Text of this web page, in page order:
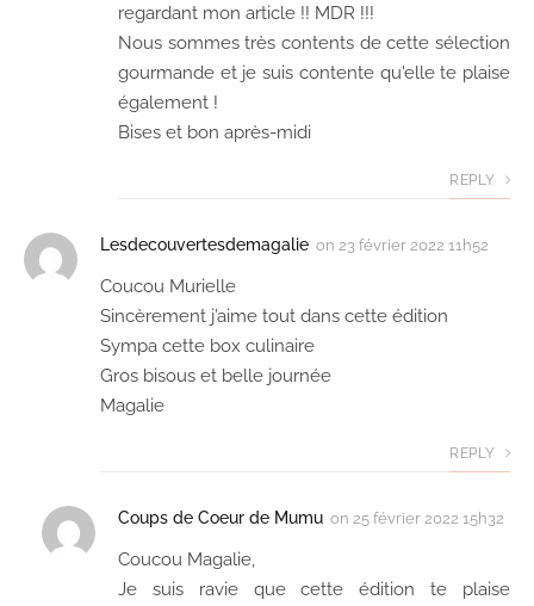
regardant mon article !! MDR !!!
Nous sommes très contents de cette sélection
gourmande et je suis contente qu'elle te plaise
également !
Bises et bon après-midi
REPLY
Lesdecouvertesdemagalie on 23 février 2022 11h52
Coucou Murielle
Sincèrement j’aime tout dans cette édition
Sympa cette box culinaire
Gros bisous et belle journée
Magalie
REPLY
Coups de Coeur de Mumu on 25 février 2022 15h32
Coucou Magalie,
Je suis ravie que cette édition te plaise